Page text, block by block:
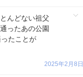
んどない祖父
ったあの公園
たことが
2025年2月8日